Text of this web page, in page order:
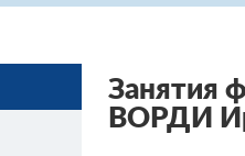
Занятия
ВОРДИ